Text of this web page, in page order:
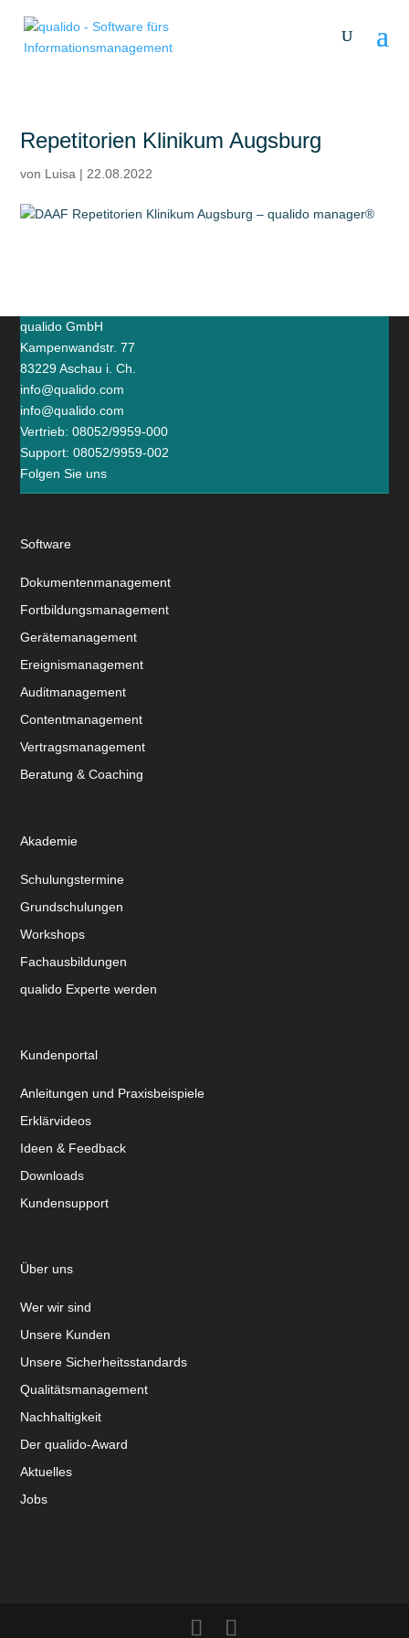
Repetitorien Klinikum Augsburg
von Luisa | 22.08.2022
qualido GmbH
Kampenwandstr. 77
83229 Aschau i. Ch.
info@qualido.com
info@qualido.com
Vertrieb: 08052/9959-000
Support: 08052/9959-002
Folgen Sie uns
Software
Dokumentenmanagement
Fortbildungsmanagement
Gerätemanagement
Ereignismanagement
Auditmanagement
Contentmanagement
Vertragsmanagement
Beratung & Coaching
Akademie
Schulungstermine
Grundschulungen
Workshops
Fachausbildungen
qualido Experte werden
Kundenportal
Anleitungen und Praxisbeispiele
Erklärvideos
Ideen & Feedback
Downloads
Kundensupport
Über uns
Wer wir sind
Unsere Kunden
Unsere Sicherheitsstandards
Qualitätsmanagement
Nachhaltigkeit
Der qualido-Award
Aktuelles
Jobs